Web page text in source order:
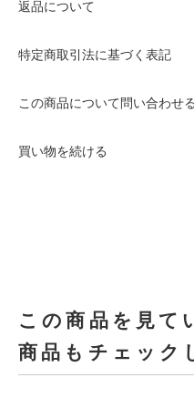
返品について
特定商取引法に基づく表記
この商品について問い合わせる
買い物を続ける
この商品を見て
商品もチェック